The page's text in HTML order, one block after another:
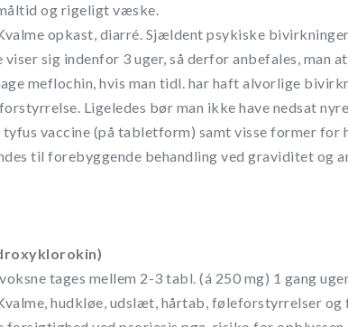
og rigeligt væske.
opkast, diarré. Sjældent psykiske
sig indenfor 3 uger, så derfor anbefales, man
meflochin, hvis man tidl. har haft alvorlige
Ligeledes bør man ikke have nedsat
vaccine (på tabletform) samt visse former for
til forebyggende behandling ved graviditet og
tages mellem 2-3 tabl. (á 250 mg) 1 gang
hudkløe, udslæt, hårtab, føleforstyrrelser